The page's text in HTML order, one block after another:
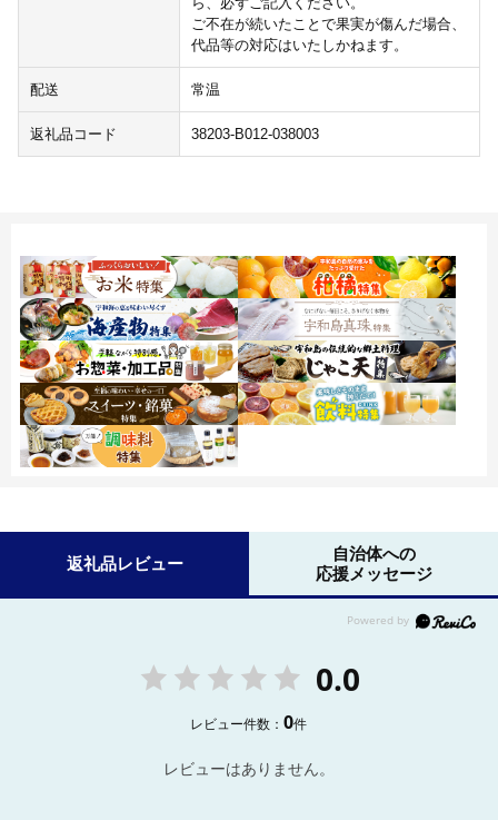
ご不在が続いたことで果実が傷んだ場合、
代品等の対応はいたしかねます。
配送 常温
返礼品コード 38203-B012-038003
返礼品レビュー
自治体への
応援メッセージ
0.0
レビュー件数：0件
レビューはありません。